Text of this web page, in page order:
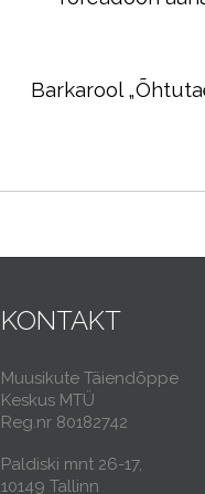
Barkarool
KONTAKT
Muusikute Täiendõppe
Keskus MTÜ
Reg.nr 80182742
Paldiski mnt 26-17,
10149 Tallinn